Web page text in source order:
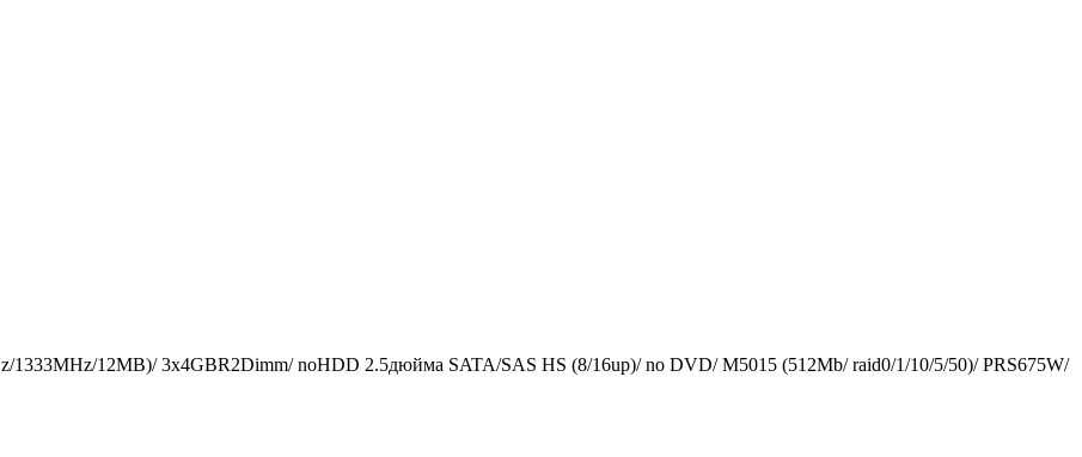
1333MHz/12MB)/ 3x4GBR2Dimm/ noHDD 2.5дюйма SATA/SAS HS (8/16up)/ no DVD/ M5015 (512Mb/ raid0/1/10/5/50)/ PRS675W/